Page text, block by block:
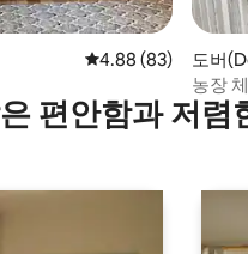
평점 4.88점(5점 만
4.88 (83)
도버
농장
편안함과 저렴